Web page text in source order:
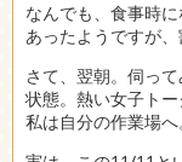
なんでも、食事時
あったようですが
さて、翌朝。伺っ
状態。熱い女子ト
私は自分の作業場へ